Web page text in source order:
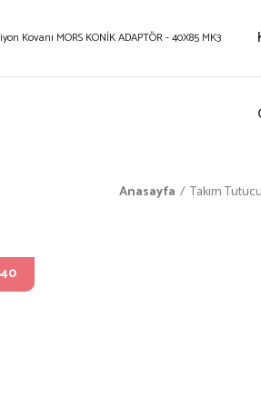
Anasayfa Takım